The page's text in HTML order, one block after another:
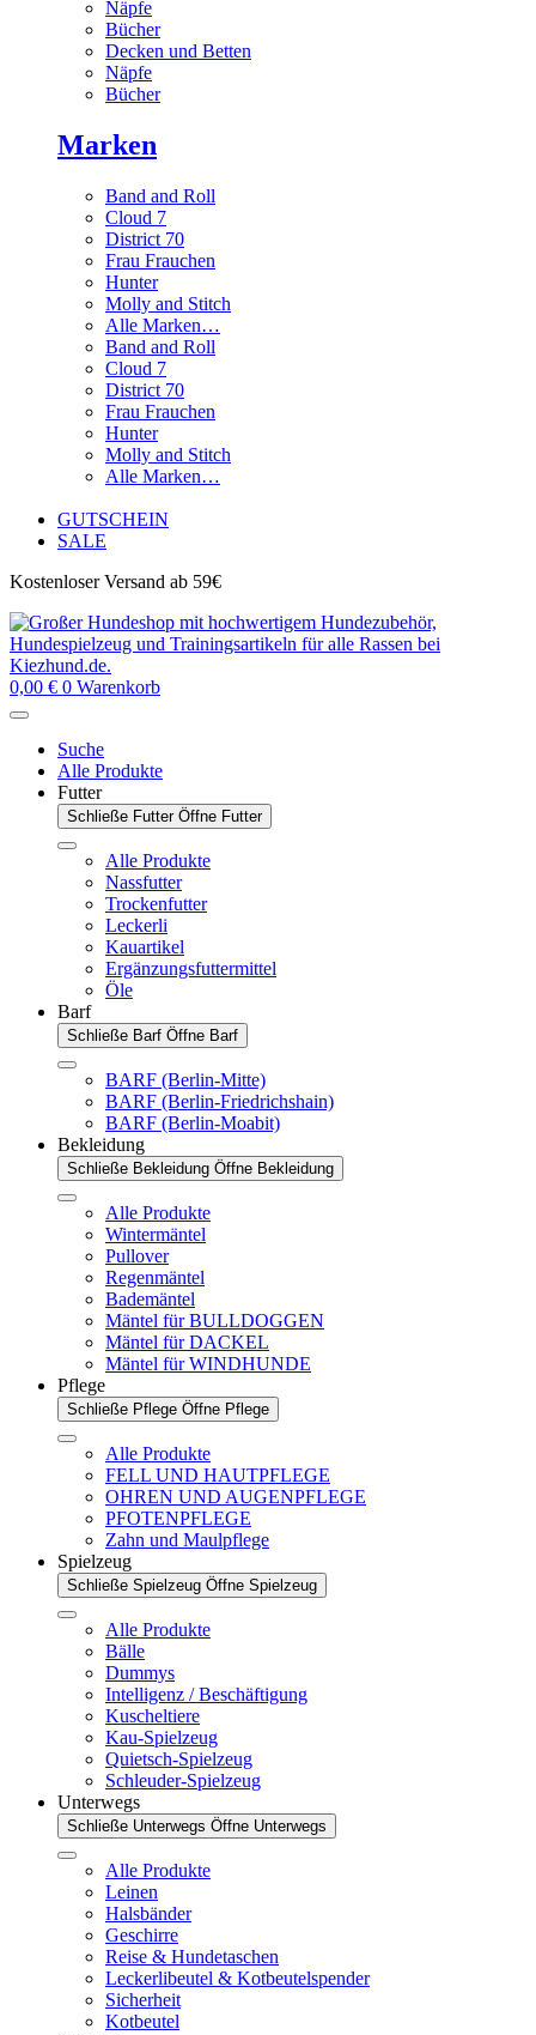
Näpfe
Bücher
Decken und Betten
Näpfe
Bücher
Marken
Band and Roll
Cloud 7
District 70
Frau Frauchen
Hunter
Molly and Stitch
Alle Marken…
Band and Roll
Cloud 7
District 70
Frau Frauchen
Hunter
Molly and Stitch
Alle Marken…
GUTSCHEIN
SALE
Kostenloser Versand ab 59€
0,00 € 0 Warenkorb
Suche
Alle Produkte
Futter
Schließe Futter Öffne Futter
Alle Produkte
Nassfutter
Trockenfutter
Leckerli
Kauartikel
Ergänzungsfuttermittel
Öle
Barf
Schließe Barf Öffne Barf
BARF (Berlin-Mitte)
BARF (Berlin-Friedrichshain)
BARF (Berlin-Moabit)
Bekleidung
Schließe Bekleidung Öffne Bekleidung
Alle Produkte
Wintermäntel
Pullover
Regenmäntel
Bademäntel
Mäntel für BULLDOGGEN
Mäntel für DACKEL
Mäntel für WINDHUNDE
Pflege
Schließe Pflege Öffne Pflege
Alle Produkte
FELL UND HAUTPFLEGE
OHREN UND AUGENPFLEGE
PFOTENPFLEGE
Zahn und Maulpflege
Spielzeug
Schließe Spielzeug Öffne Spielzeug
Alle Produkte
Bälle
Dummys
Intelligenz / Beschäftigung
Kuscheltiere
Kau-Spielzeug
Quietsch-Spielzeug
Schleuder-Spielzeug
Unterwegs
Schließe Unterwegs Öffne Unterwegs
Alle Produkte
Leinen
Halsbänder
Geschirre
Reise & Hundetaschen
Leckerlibeutel & Kotbeutelspender
Sicherheit
Kotbeutel